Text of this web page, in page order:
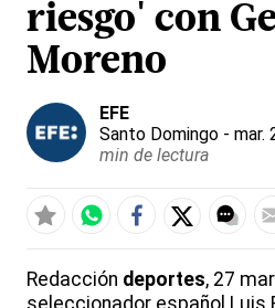
riesgo' con
Moreno
EFE
Santo Domingo - mar.
min de lectura
Redacción deportes, 27 mar